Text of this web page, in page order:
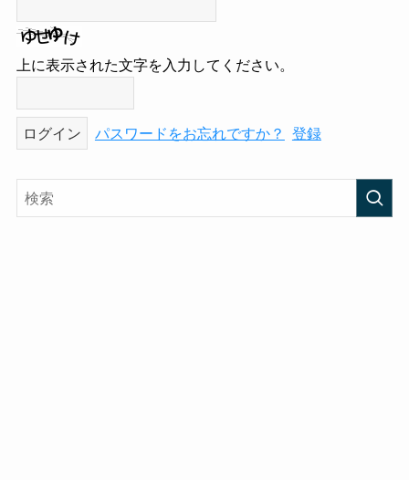
上に表示された文字を入力してください。
パスワードをお忘れですか？ 登録